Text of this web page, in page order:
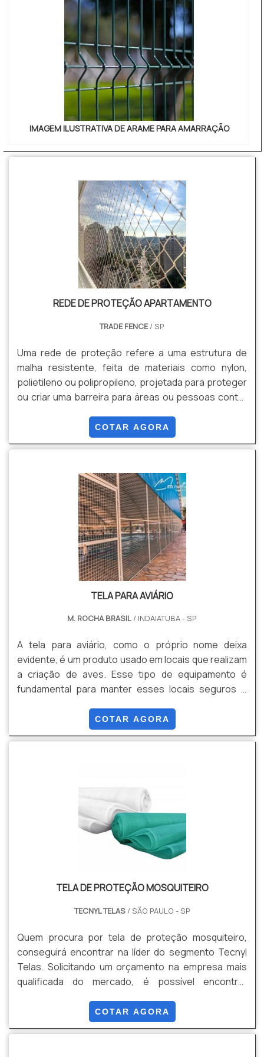
IMAGEM ILUSTRATIVA DE ARAME PARA AMARRAÇÃO
REDE DE PROTEÇÃO APARTAMENTO
TRADE FENCE/ SP
Uma rede de proteção refere a uma estrutura de
malha resistente, feita de materiais como nylon,
polietileno ou polipropileno, projetada para proteger
ou criar uma barreira para áreas ou pessoas contra
contextos. Algumas de suas vantagens são:
Segurança contra Quedas, Proteção de Piscinas,
Estética, Durabilidade e Resistência, Facilidade de
Instalação, Custo-Benefício, entre outros
COTAR AGORA
TELA PARA AVIÁRIO
M. ROCHA BRASIL / INDAIATUBA - SP
A tela para aviário, como o próprio nome deixa
evidente, é um produto usado em locais que realizam
a criação de aves. Esse tipo de equipamento é
fundamental para manter esses locais seguros e
exemplo, a entrada de outros animais no ambiente,
além de evitar possíveis danos e perdas para o
COTAR AGORA
TELA DE PROTEÇÃO MOSQUITEIRO
TECNYL TELAS/ SÃO PAULO - SP
Quem procura por tela de proteção mosquiteiro,
conseguirá encontrar na líder do segmento Tecnyl
Telas. Solicitando um orçamento na empresa mais
qualificada do mercado, é possível encontrar
benefício. Quando o tema é tela de proteção
mosquiteiro, com a equipe da Tecnyl Telas é possível
COTAR AGORA